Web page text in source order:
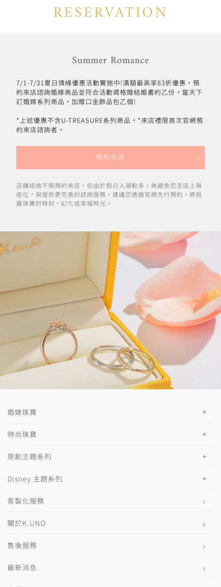
RESERVATION
Summer Romance
7/1-7/31夏日情緣優惠活動實施中!滿額最高享83折優惠，預
約來店諮詢婚嫁商品並符合活動資格贈結婚書約乙份，當天下
訂婚嫁系列商品，加贈口金飾品包乙個!
*上述優惠不含U-TREASURE系列商品。*來店禮限首次官網預
約來店諮詢者。
預約來店
店鋪諮詢不限預約來店，但由於假日人潮較多，為避免您至店上無
座位，與提供更完善的諮詢服務，建議您透過官網先行預約，將挑
選珠寶的時刻，幻化成幸福時光。
婚嫁珠寶
時尚珠寶
原創主題系列
Disney 主題系列
客製化服務
關於K.UNO
售後服務
最新消息